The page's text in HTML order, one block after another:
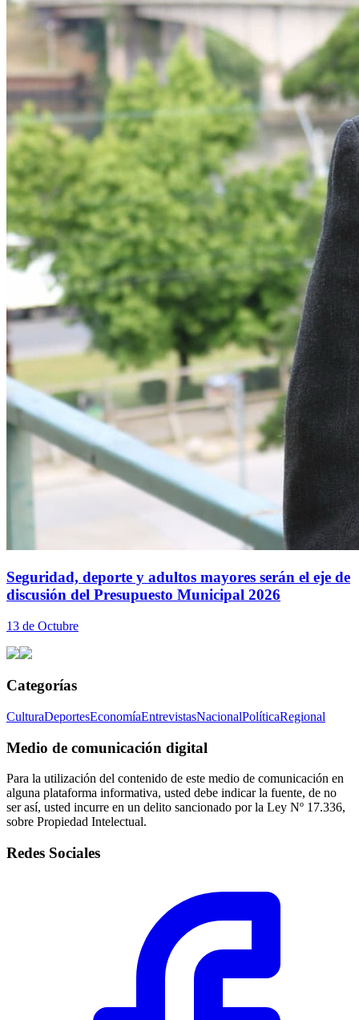
Seguridad, deporte y adultos mayores serán el eje de
discusión del Presupuesto Municipal 2026
13 de Octubre
Categorías
CulturaDeportesEconomíaEntrevistasNacionalPolíticaRegional
Medio de comunicación digital
Para la utilización del contenido de este medio de comunicación en
alguna plataforma informativa, usted debe indicar la fuente, de no
ser así, usted incurre en un delito sancionado por la Ley Nº 17.336,
sobre Propiedad Intelectual.
Redes Sociales